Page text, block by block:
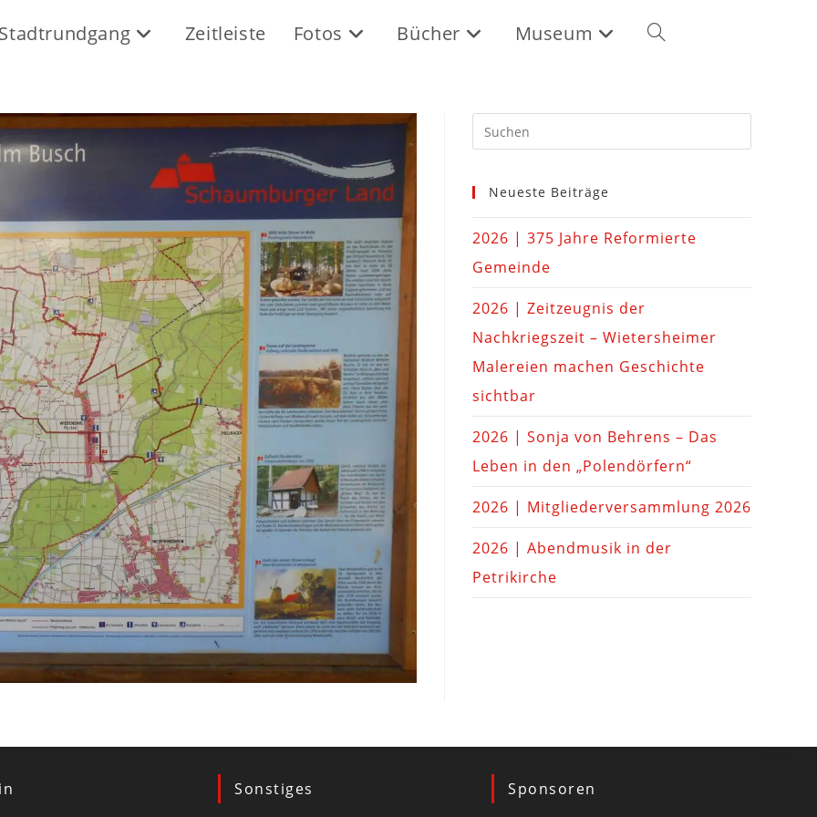
Zeitleiste Fotos Bücher Museum
Neueste Beiträge
2026 | 375 Jahre Reformierte
Gemeinde
2026 | Zeitzeugnis der
Nachkriegszeit – Wietersheimer
Malereien machen Geschichte
sichtbar
2026 | Sonja von Behrens – Das
Leben in den „Polendörfern“
2026 | Mitgliederversammlung 2026
2026 | Abendmusik in der
Petrikirche
Sonstiges Sponsoren